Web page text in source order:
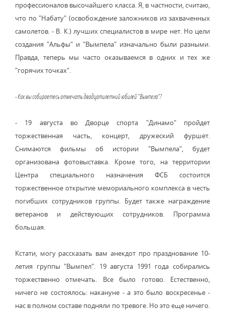
профессионалов высочайшего класса. Я, в частности, считаю,
что по "Набату" (освобождение заложников из захваченных
самолетов. - В. К.) лучших специалистов в мире нет. Но цели
создания "Альфы" и "Вымпела" изначально были разными.
Правда, теперь мы часто оказываемся в одних и тех же
"горячих точках".
- Как вы собираетесь отмечать двадцатилетний юбилей "Вымпела"?
- 19 августа во Дворце спорта "Динамо" пройдет
торжественная часть, концерт, дружеский фуршет.
Снимаются фильмы об истории "Вымпела", будет
организована фотовыставка. Кроме того, на территории
Центра специального назначения ФСБ состоится
торжественное открытие мемориального комплекса в честь
погибших сотрудников группы. Будет также награждение
ветеранов и действующих сотрудников. Программа
большая.
Кстати, могу рассказать вам анекдот про празднование 10-
летия группы "Вымпел". 19 августа 1991 года собирались
торжественно отмечать. Все было готово. Естественно,
ничего не состоялось: накануне - а это было воскресенье -
нас в полном составе подняли по тревоге. Но это еще ничего.